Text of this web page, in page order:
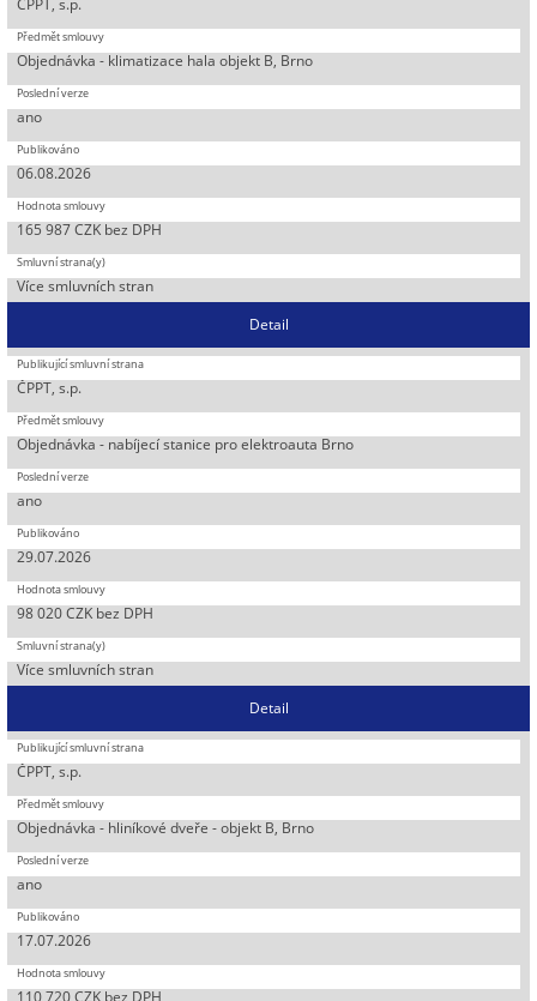
Objednávka - klimatizace hala objekt B, Brno
ano
06.08.2026
165 987 CZK bez DPH
Více smluvních stran
Detail
ČPPT, s.p.
Objednávka - nabíjecí stanice pro elektroauta Brno
ano
29.07.2026
98 020 CZK bez DPH
Více smluvních stran
Detail
ČPPT, s.p.
Objednávka - hliníkové dveře - objekt B, Brno
ano
17.07.2026
110 720 CZK bez DPH